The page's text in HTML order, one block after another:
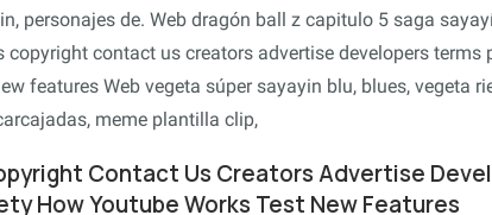
personajes de. Web dragón ball z capitulo 5 saga
copyright contact us creators advertise developers terms
features Web vegeta súper sayayin blu, blues, vegeta
meme plantilla clip,
Contact Us Creators Advertise
How Youtube Works Test New Features